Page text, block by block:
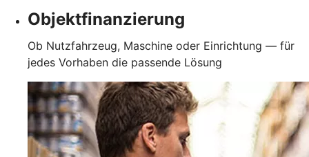
Objektfinanzierung
Ob Nutzfahrzeug, Maschine oder Einrichtung — für
jedes Vorhaben die passende Lösung